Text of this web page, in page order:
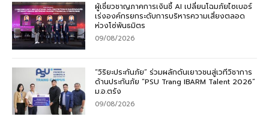
ผู้เชี่ยวชาญภาคการเงินชี้ AI เปลี่ยนโฉมภัยไซเบอร์
เร่งองค์กรยกระดับการบริหารความเสี่ยงตลอด
ห่วงโซ่พันธมิตร
09/08/2026
“วิริยะประกันภัย” ร่วมผลักดันเยาวชนสู่เวทีวิชาการ
ด้านประกันภัย “PSU Trang IBARM Talent 2026”
ม.อ.ตรัง
09/08/2026